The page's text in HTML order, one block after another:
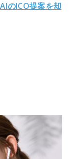
のICO提案を却